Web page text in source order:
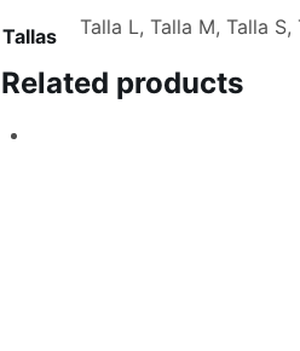
Tallas Talla L, Talla M, Talla S,
Related products